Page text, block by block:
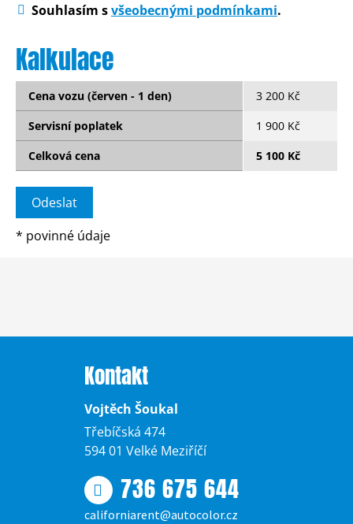
Souhlasím svšeobecnými podmínkami.
Kalkulace
Cena vozu (červen - 1 den)
3 200 Kč
Servisní poplatek
1 900 Kč
Celková cena
5 100 Kč
* povinné údaje
Kontakt
Vojtěch Šoukal
Třebíčská 474
594 01 Velké Meziříčí
736 675 644
californiarent@autocolor.cz